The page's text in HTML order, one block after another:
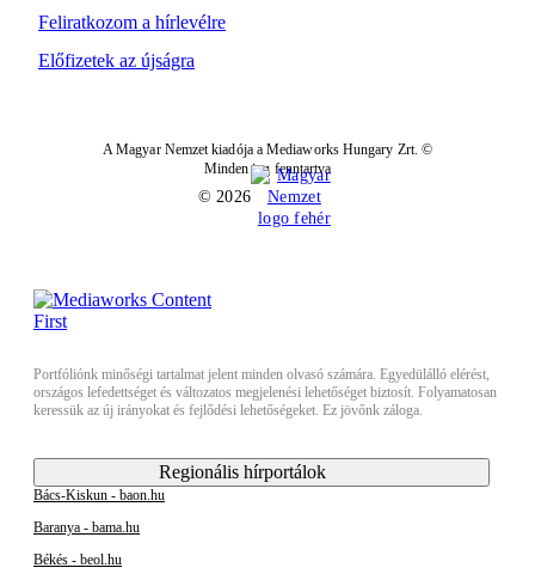
Feliratkozom a hírlevélre
Előfizetek az újságra
A Magyar Nemzet kiadója a Mediaworks Hungary Zrt. ©
Minden jog fenntartva
© 2026
Portfóliónk minőségi tartalmat jelent minden olvasó számára. Egyedülálló elérést,
országos lefedettséget és változatos megjelenési lehetőséget biztosít. Folyamatosan
keressük az új irányokat és fejlődési lehetőségeket. Ez jövőnk záloga.
Regionális hírportálok
Bács-Kiskun - baon.hu
Baranya - bama.hu
Békés - beol.hu